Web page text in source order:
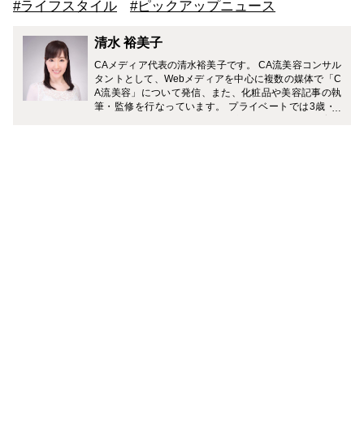
#ライフスタイル #ピックアップニュース
清水 裕美子
CAメディア代表の清水裕美子です。 CA流美容コンサル
タントとして、Webメディアを中心に複数の媒体で「C
A流美容」について発信、また、化粧品や美容記事の執
筆・監修を行なっています。 プライベートでは3歳・7